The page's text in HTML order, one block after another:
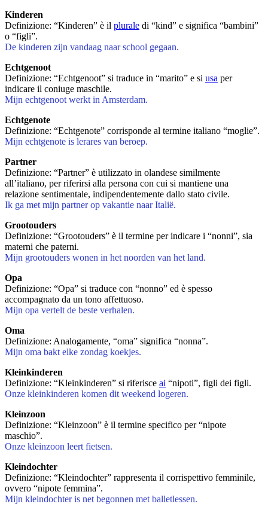
Kinderen
Definizione: “Kinderen” è il plurale di “kind” e significa “bambini”
o “figli”.
De kinderen zijn vandaag naar school gegaan.
Echtgenoot
Definizione: “Echtgenoot” si traduce in “marito” e si usa per
indicare il coniuge maschile.
Mijn echtgenoot werkt in Amsterdam.
Echtgenote
Definizione: “Echtgenote” corrisponde al termine italiano “moglie”.
Mijn echtgenote is lerares van beroep.
Partner
Definizione: “Partner” è utilizzato in olandese similmente
all’italiano, per riferirsi alla persona con cui si mantiene una
relazione sentimentale, indipendentemente dallo stato civile.
Ik ga met mijn partner op vakantie naar Italië.
Grootouders
Definizione: “Grootouders” è il termine per indicare i “nonni”, sia
materni che paterni.
Mijn grootouders wonen in het noorden van het land.
Opa
Definizione: “Opa” si traduce con “nonno” ed è spesso
accompagnato da un tono affettuoso.
Mijn opa vertelt de beste verhalen.
Oma
Definizione: Analogamente, “oma” significa “nonna”.
Mijn oma bakt elke zondag koekjes.
Kleinkinderen
Definizione: “Kleinkinderen” si riferisce ai “nipoti”, figli dei figli.
Onze kleinkinderen komen dit weekend logeren.
Kleinzoon
Definizione: “Kleinzoon” è il termine specifico per “nipote
maschio”.
Onze kleinzoon leert fietsen.
Kleindochter
Definizione: “Kleindochter” rappresenta il corrispettivo femminile,
ovvero “nipote femmina”.
Mijn kleindochter is net begonnen met balletlessen.